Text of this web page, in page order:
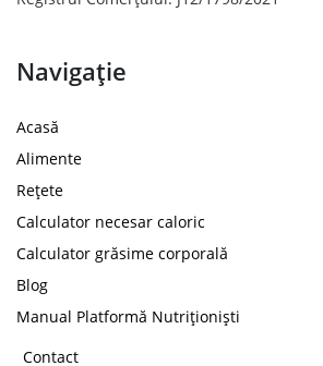
Navigație
Acasă
Alimente
Rețete
Calculator necesar caloric
Calculator grăsime corporală
Blog
Manual Platformă Nutriționiști
Contact